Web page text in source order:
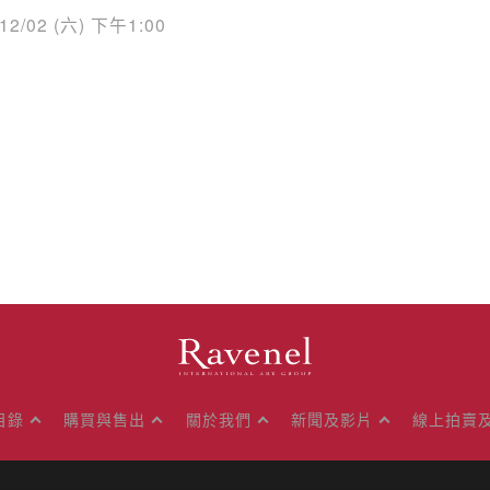
02 (六) 下午1:00
錄 購買與售出 關於我們 新聞及影片 線上拍賣